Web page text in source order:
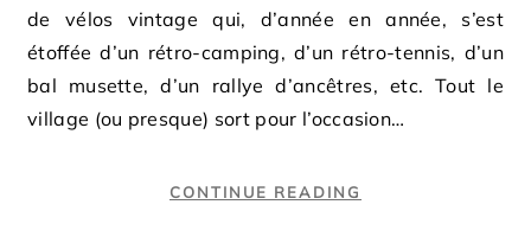
de vélos vintage qui, d’année en année, s’est
étoffée d’un rétro-camping, d’un rétro-tennis, d’un
bal musette, d’un rallye d’ancêtres, etc. Tout le
village (ou presque) sort pour l’occasion…
CONTINUE READING